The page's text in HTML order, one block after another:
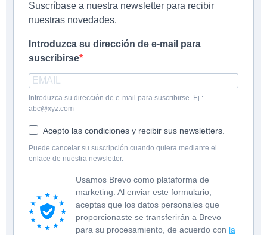
Suscríbase a nuestra newsletter para recibir
nuestras novedades.
Introduzca su dirección de e-mail para
suscribirse
Introduzca su dirección de e-mail para suscribirse. Ej.:
abc@xyz.com
Acepto las condiciones y recibir sus newsletters.
Puede cancelar su suscripción cuando quiera mediante el
enlace de nuestra newsletter.
Usamos Brevo como plataforma de
marketing. Al enviar este formulario,
aceptas que los datos personales que
proporcionaste se transferirán a Brevo
para su procesamiento, de acuerdo con la